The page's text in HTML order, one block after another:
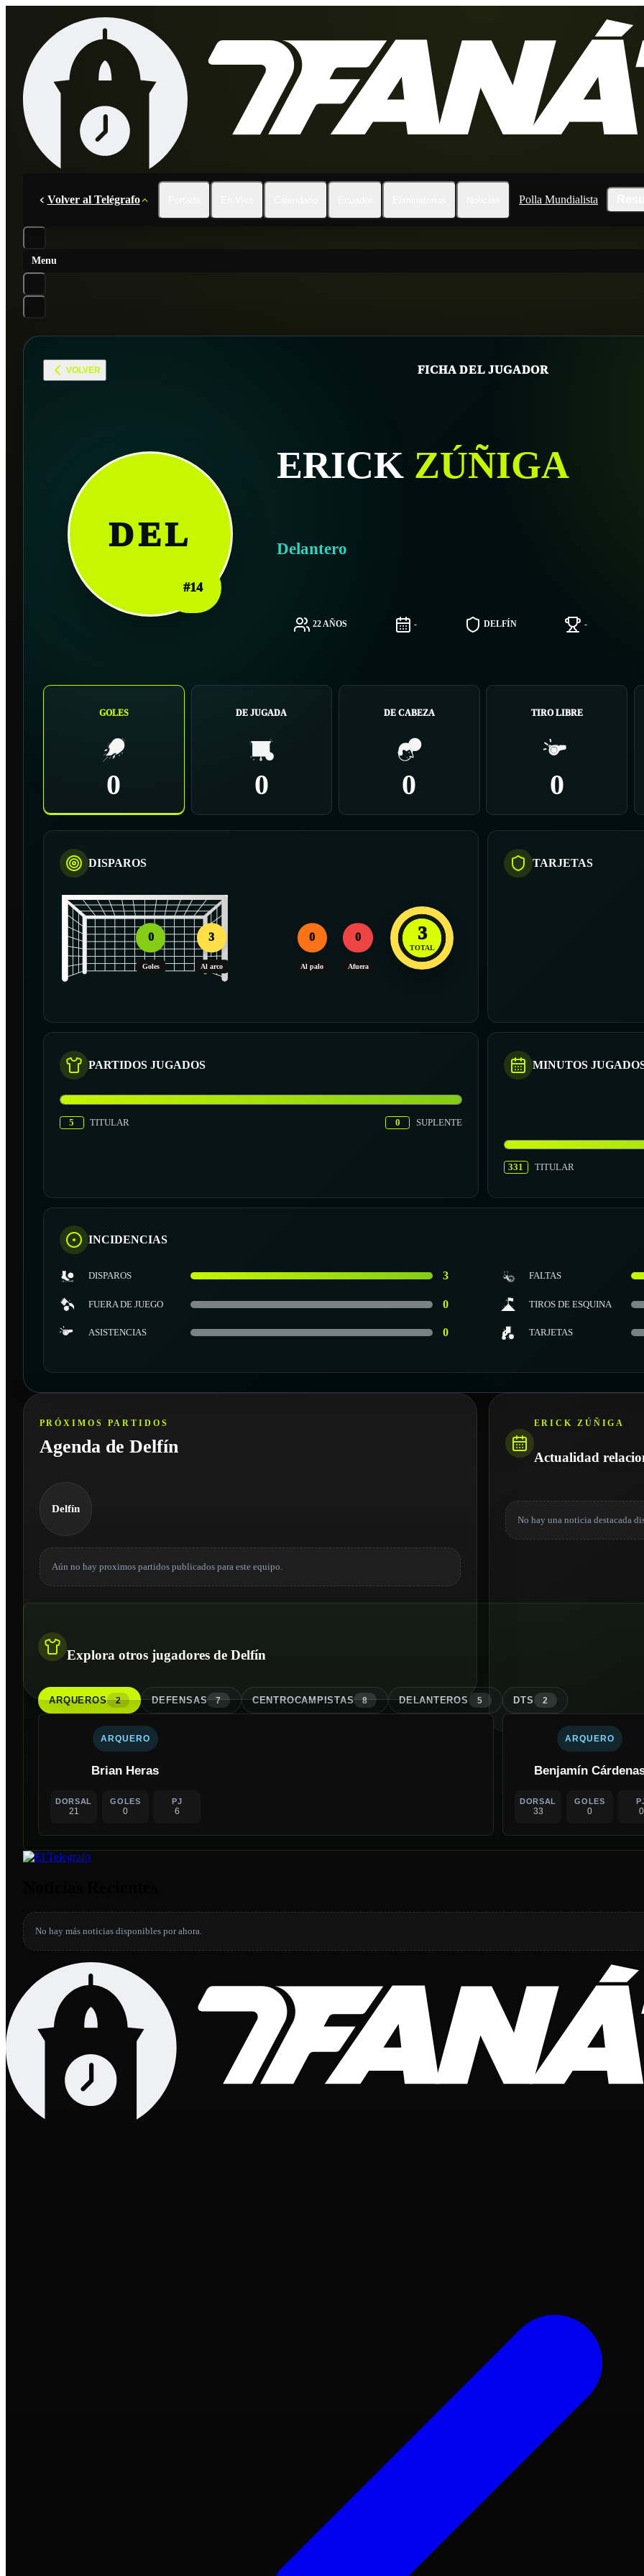
Volver al Telégrafo Polla Mundialista
Menu
VOLVER FICHA DEL JUGADOR
DEL
#14
ERICK ZÚÑIGA
Delantero
22 AÑOS - DELFÍN -
GOLES
0
DE JUGADA
0
DE CABEZA
0
TIRO LIBRE
0
DISPAROS
0
Goles
3
Al arco
0
Al palo
0
Afuera
3
TOTAL
TARJETAS
PARTIDOS JUGADOS
5 TITULAR 0 SUPLENTE
MINUTOS
331 TITULAR
INCIDENCIAS
DISPAROS 3 FALTAS
FUERA DE JUEGO 0 TIROS DE ESQUINA
ASISTENCIAS 0 TARJETAS
PRÓXIMOS PARTIDOS
Agenda de Delfín
Delfín
Aún no hay proximos partidos publicados para este equipo.
ERICK ZÚÑIGA
Actualidad
No hay una noticia destacada
Explora otros jugadores de Delfín
ARQUEROS 2 DEFENSAS 7 CENTROCAMPISTAS 8 DELANTEROS 5 DTS 2
ARQUERO
Brian Heras
DORSAL
21
GOLES
0
PJ
6
ARQUERO
Benjamín
DORSAL
33
GOLES
0 0
No hay más noticias disponibles por ahora.